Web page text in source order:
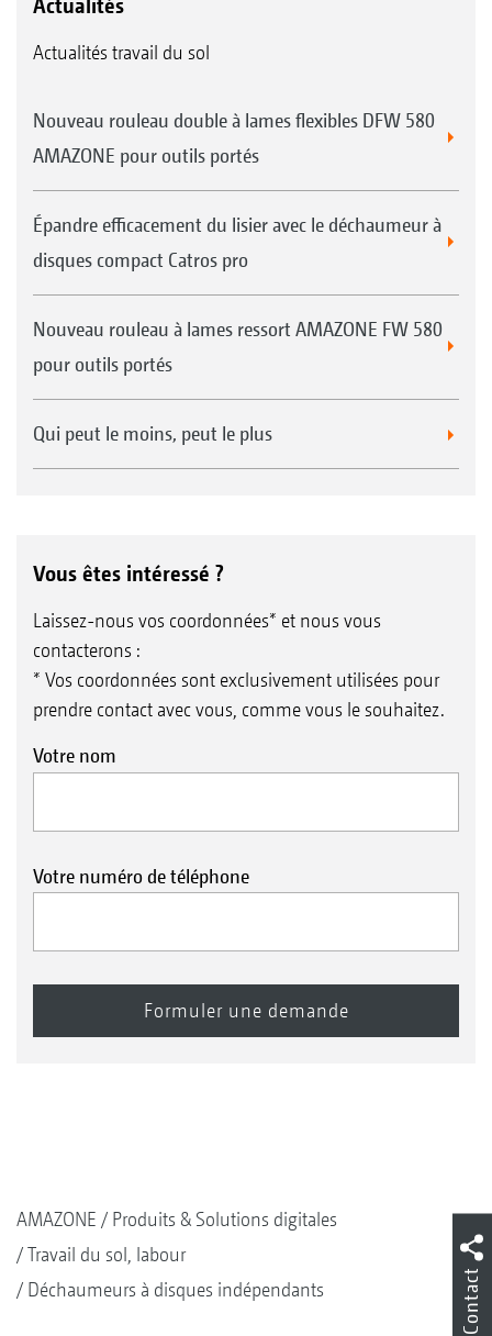
Rouleau tandem TW 520/380 mm
Rouleau profil en U UW 580 mm
UW
et DUW
* Attention ! Associé à un essieu TS, le demi-
tour sur le rouleau suiveur n’est pas possible.
Actualités
Actualités travail du sol
Nouveau rouleau double à lames flexibles DFW 580
AMAZONE pour outils portés
Épandre efficacement du lisier avec le déchaumeur à
disques compact Catros pro
Nouveau rouleau à lames ressort AMAZONE FW 580
pour outils portés
Qui peut le moins, peut le plus
Vous êtes intéressé ?
Laissez-nous vos coordonnées* et nous vous
contacterons :
* Vos coordonnées sont exclusivement utilisées pour
prendre contact avec vous, comme vous le souhaitez.
Votre nom
Votre numéro de téléphone
AMAZONE
Produits & Solutions digitales
Travail du sol, labour
Déchaumeurs à disques indépendants
Contact